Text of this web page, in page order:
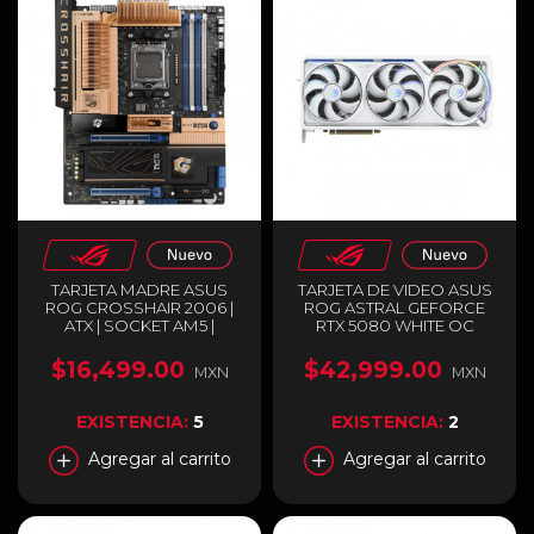
TARJETA MADRE ASUS
ROG CROSSHAIR 2006 |
ATX | SOCKET AM5 |
DDR5 (HASTA 256GB) | 1 X
HDMI / 2 X USB-C | WI-FI 7 |
ESPECIAL RETRO | NEGRO
/ COBRE | ROG
CROSSHAIR 2006
$16,499.00 MXN
EXISTENCIA: 5
Agregar al carrito
TARJETA DE VIDEO ASUS
ROG ASTRAL GEFORCE
RTX 5080 WHITE OC
PCI EXPRESS 5.0 | 256 BITS
| 2 X HDMI / 3 X
BLANCO | ROG-ASTRAL-
RTX5080-O16G-WHITE
$42,999.00 MXN
EXISTENCIA: 2
Agregar al carrito